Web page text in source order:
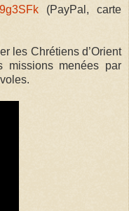
(PayPal, carte
les Chrétiens d’Orient
missions menées par